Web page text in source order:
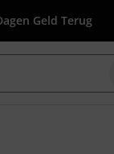
Geld Terug